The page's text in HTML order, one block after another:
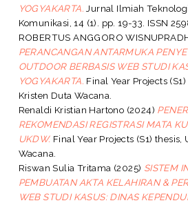
YOGYAKARTA. Jurnal Ilmiah
Komunikasi, 14 (1). pp. 19-33. ISSN
ROBERTUS ANGGORO
PERANCANGAN ANTARMUKA
OUTDOOR BERBASIS WEB STUDI
YOGYAKARTA. Final Year Projects
Kristen Duta Wacana.
Renaldi Kristian Hartono (2024)
REKOMENDASI REGISTRASI MATA
UKDW. Final Year Projects (S1)
Wacana.
Riswan Sulia Tritama (2025) SISTEM
PEMBUATAN AKTA KELAHIRAN &
WEB STUDI KASUS: DINAS